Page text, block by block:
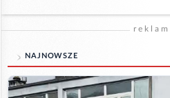
NAJNOWSZE